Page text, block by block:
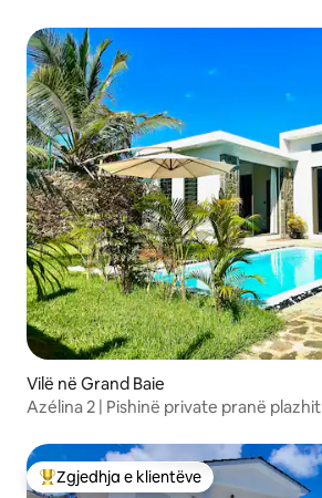
Vilë në Grand Baie
Azélina 2 | Pishinë private pranë plazhit
Më të mirat e zgjedhjeve të klientëve
Zgjedhja e klientëve